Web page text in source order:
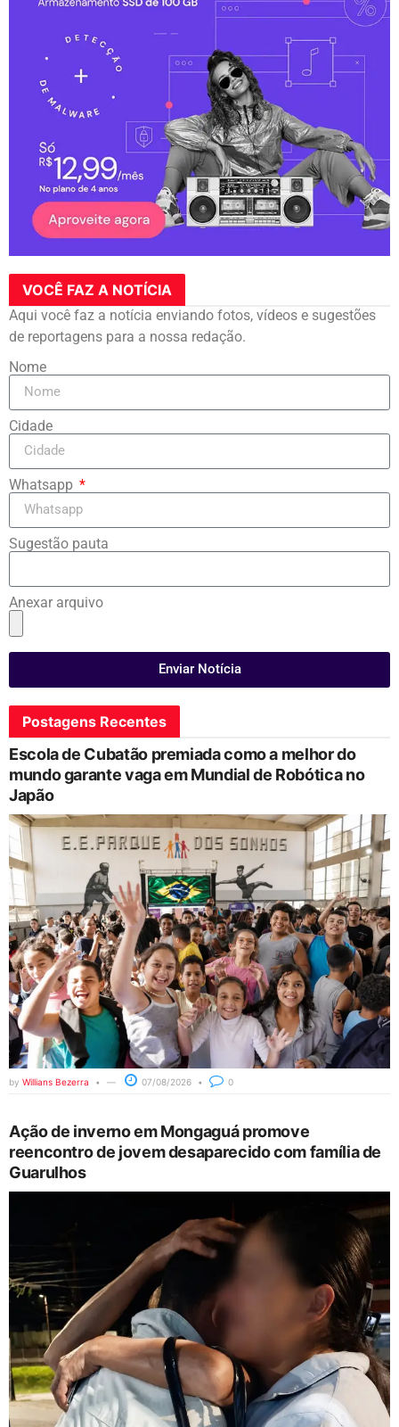
VOCÊ FAZ A NOTÍCIA
Aqui você faz a notícia enviando fotos, vídeos e sugestões
de reportagens para a nossa redação.
Nome
Cidade
Whatsapp
Sugestão pauta
Anexar arquivo
Enviar Notícia
Postagens Recentes
Escola de Cubatão premiada como a melhor do
mundo garante vaga em Mundial de Robótica no
Japão
by Willians Bezerra 07/08/2026 0
Ação de inverno em Mongaguá promove
reencontro de jovem desaparecido com família de
Guarulhos